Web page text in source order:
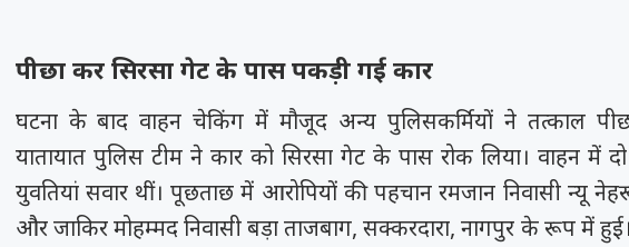
पीछा कर सिरसा गेट के पास पकड़ी गई कार
घटना के बाद वाहन चेकिंग में मौजूद अन्य पुलिसकर्मियों ने तत्काल
यातायात पुलिस टीम ने कार को सिरसा गेट के पास रोक लिया। वाहन में
युवतियां सवार थीं। पूछताछ में आरोपियों की पहचान रमजान निवासी न्यू
और जाकिर मोहम्मद निवासी बड़ा ताजबाग, सक्करदारा, नागपुर के रूप में